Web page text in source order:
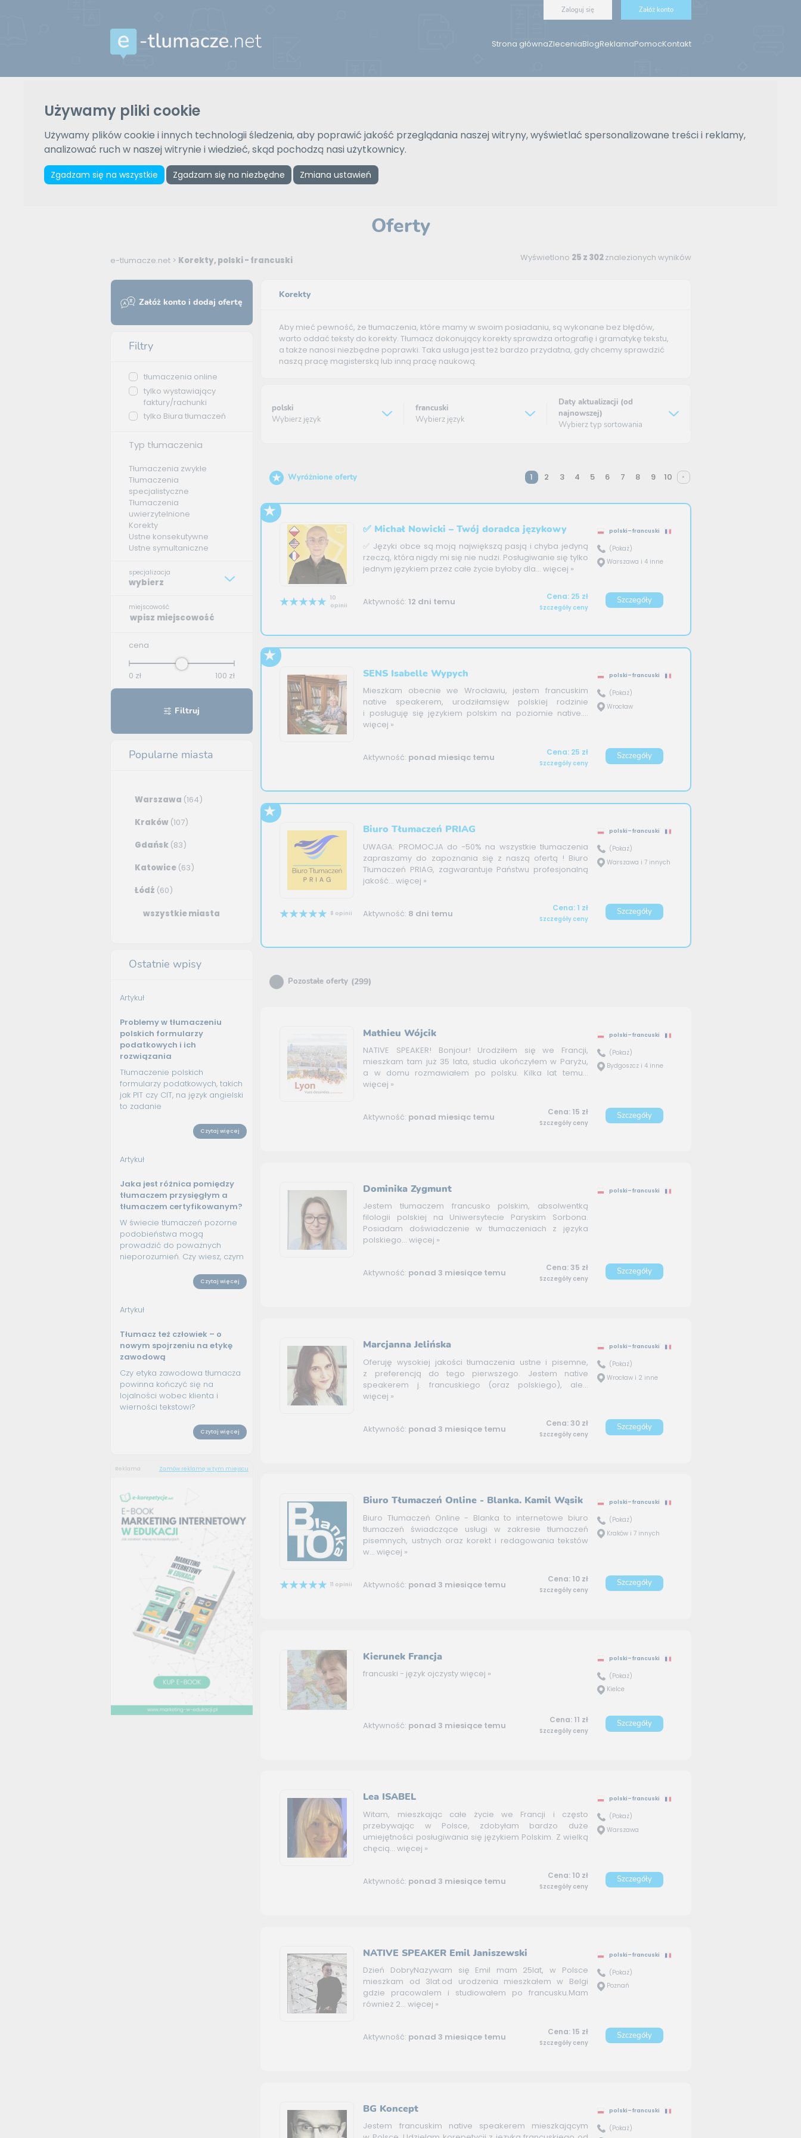
Używamy pliki cookie
Używamy plików cookie i innych technologii śledzenia, aby poprawić jakość przeglądania naszej witryny, wyświetlać spersonalizowane treści i reklamy,
analizować ruch w naszej witrynie i wiedzieć, skąd pochodzą nasi użytkownicy.
Zgadzam się na wszystkie Zgadzam się na niezbędne Zmiana ustawień
Zaloguj się Załóż konto
Strona głównaZleceniaBlogReklamaPomocKontakt
ZAMÓW REKLAMĘ W TYM MIEJSCU
Oferty
e-tlumacze.net > Korekty, polski - francuski Wyświetlono 25 z 302znalezionych wyników
Załóż konto i dodaj ofertę
Filtry
tłumaczenia online
tylko wystawiający
faktury/rachunki
tylko Biura tłumaczeń
Typ tłumaczenia
Tłumaczenia zwykłe
Tłumaczenia
specjalistyczne
Tłumaczenia
uwierzytelnione
Korekty
Ustne konsekutywne
Ustne symultaniczne
specjalizacja
wybierz
miejscowość
cena
0 zł 100 zł
Filtruj
Popularne miasta
Warszawa (164)
Kraków (107)
Gdańsk (83)
Katowice (63)
Łódź (60)
wszystkie miasta
Ostatnie wpisy
Artykuł
Problemy w tłumaczeniu
polskich formularzy
podatkowych i ich
rozwiązania
Tłumaczenie polskich
formularzy podatkowych, takich
jak PIT czy CIT, na język angielski
to zadanie
Czytaj więcej
Artykuł
Jaka jest różnica pomiędzy
tłumaczem przysięgłym a
tłumaczem certyfikowanym?
W świecie tłumaczeń pozorne
podobieństwa mogą
prowadzić do poważnych
nieporozumień. Czy wiesz, czym
Czytaj więcej
Artykuł
Tłumacz też człowiek – o
nowym spojrzeniu na etykę
zawodową
Czy etyka zawodowa tłumacza
powinna kończyć się na
lojalności wobec klienta i
wierności tekstowi?
Czytaj więcej
Reklama Zamów reklamę w tym miejscu
Korekty
Aby mieć pewność, że tłumaczenia, które mamy w swoim posiadaniu, są wykonane bez błędów,
warto oddać teksty do korekty. Tłumacz dokonujący korekty sprawdza ortografię i gramatykę tekstu,
a także nanosi niezbędne poprawki. Taka usługa jest też bardzo przydatna, gdy chcemy sprawdzić
naszą pracę magisterską lub inną pracę naukową.
polski
Wybierz język
francuski
Wybierz język
Daty aktualizacji (od
najnowszej)
Wybierz typ sortowania
Wyróżnione oferty 1 2 3 4 5 6 7 8 9 10
✅ Michał Nowicki – Twój doradca językowy
✅ Języki obce są moją największą pasją i chyba jedyną
rzeczą, która nigdy mi się nie nudzi. Posługiwanie się tylko
jednym językiem przez całe życie byłoby dla... więcej »
polski–francuski
(Pokaż)
Warszawa i 4 inne
10
opinii
Aktywność:12 dni temu Cena: 25 zł
Szczegóły ceny
Szczegóły
SENS Isabelle Wypych
Mieszkam obecnie we Wrocławiu, jestem francuskim
native speakerem, urodziłamsięw polskiej rodzinie
i posługuję się językiem polskim na poziomie native....
więcej »
polski–francuski
(Pokaż)
Wrocław
Aktywność: ponad miesiąc temu Cena: 25 zł
Szczegóły ceny
Szczegóły
Biuro Tłumaczeń PRIAG
UWAGA: PROMOCJA do -50% na wszystkie tłumaczenia
zapraszamy do zapoznania się z naszą ofertą ! Biuro
Tłumaczeń PRIAG, zagwarantuje Państwu profesjonalną
jakość... więcej »
polski–francuski
(Pokaż)
Warszawa i 7 innych
8 opinii Aktywność: 8 dni temu Cena: 1 zł
Szczegóły ceny
Szczegóły
Pozostałe oferty (299)
Mathieu Wójcik
NATIVE SPEAKER! Bonjour! Urodziłem się we Francji,
mieszkam tam już 35 lata, studia ukończyłem w Paryżu,
a w domu rozmawiałem po polsku. Kilka lat temu...
więcej »
polski–francuski
(Pokaż)
Bydgoszcz i 4 inne
Aktywność: ponad miesiąc temu Cena: 15 zł
Szczegóły ceny
Szczegóły
Dominika Zygmunt
Jestem tłumaczem francusko polskim, absolwentką
filologii polskiej na Uniwersytecie Paryskim Sorbona.
Posiadam doświadczenie w tłumaczeniach z języka
polskiego... więcej »
polski–francuski
Aktywność: ponad 3 miesiące temu Cena: 35 zł
Szczegóły ceny
Szczegóły
Marcjanna Jelińska
Oferuję wysokiej jakości tłumaczenia ustne i pisemne,
z preferencją do tego pierwszego. Jestem native
speakerem j. francuskiego (oraz polskiego), ale...
więcej »
polski–francuski
(Pokaż)
Wrocław i 2 inne
Aktywność: ponad 3 miesiące temu Cena: 30 zł
Szczegóły ceny
Szczegóły
Biuro Tłumaczeń Online - Blanka. Kamil Wąsik
Biuro Tłumaczeń Online - Blanka to internetowe biuro
tłumaczeń świadczące usługi w zakresie tłumaczeń
pisemnych, ustnych oraz korekt i redagowania tekstów
w... więcej »
polski–francuski
(Pokaż)
Kraków i 7 innych
11 opinii Aktywność: ponad 3 miesiące temu Cena: 10 zł
Szczegóły ceny
Szczegóły
Kierunek Francja
francuski - język ojczystywięcej »
polski–francuski
(Pokaż)
Kielce
Aktywność: ponad 3 miesiące temu Cena: 11 zł
Szczegóły ceny
Szczegóły
Lea ISABEL
Witam, mieszkając całe życie we Francji i często
przebywając w Polsce, zdobyłam bardzo duże
umiejętności posługiwania się językiem Polskim. Z wielką
chęcią... więcej »
polski–francuski
(Pokaż)
Warszawa
Aktywność: ponad 3 miesiące temu Cena: 10 zł
Szczegóły ceny
Szczegóły
NATIVE SPEAKER Emil Janiszewski
Dzień DobryNazywam się Emil mam 25lat, w Polsce
mieszkam od 3lat.od urodzenia mieszkałem w Belgi
gdzie pracowalem i studiowałem po francusku.Mam
również 2... więcej »
polski–francuski
(Pokaż)
Poznań
Aktywność: ponad 3 miesiące temu Cena: 15 zł
Szczegóły ceny
Szczegóły
BG Koncept
Jestem francuskim native speakerem mieszkającym
polski–francuski
(Pokaż)